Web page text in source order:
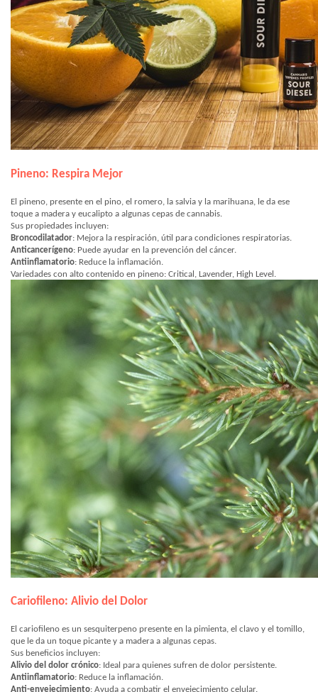
Pineno: Respira Mejor
El pineno, presente en el pino, el romero, la salvia y la marihuana, le da ese
toque a madera y eucalipto a algunas cepas de cannabis.
Sus propiedades incluyen:
Broncodilatador: Mejora la respiración, útil para condiciones respiratorias.
Anticancerígeno: Puede ayudar en la prevención del cáncer.
Antiinflamatorio: Reduce la inflamación.
Variedades con alto contenido en pineno: Critical, Lavender, High Level.
Cariofileno: Alivio del Dolor
El cariofileno es un sesquiterpeno presente en la pimienta, el clavo y el tomillo,
que le da un toque picante y a madera a algunas cepas.
Sus beneficios incluyen:
Alivio del dolor crónico: Ideal para quienes sufren de dolor persistente.
Antiinflamatorio: Reduce la inflamación.
Anti-envejecimiento: Ayuda a combatir el envejecimiento celular.